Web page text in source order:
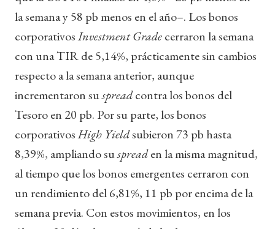
la semana y 58 pb menos en el año–. Los bonos
corporativosInvestment Gradecerraron la semana
con una TIR de 5,14%, prácticamente sin cambios
respecto a la semana anterior, aunque
incrementaron suspreadcontra los bonos del
Tesoro en 20 pb. Por su parte, los bonos
corporativosHigh Yieldsubieron 73 pb hasta
8,39%, ampliando suspreaden la misma magnitud,
al tiempo que los bonos emergentes cerraron con
un rendimiento del 6,81%, 11 pb por encima de la
semana previa. Con estos movimientos, en los